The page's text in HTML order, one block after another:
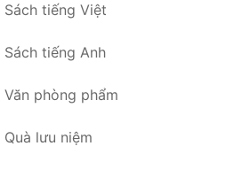
Sách tiếng Việt
Sách tiếng Anh
Văn phòng phẩm
Quà lưu niệm